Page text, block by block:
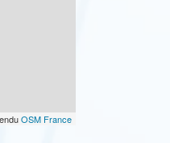
OSM France